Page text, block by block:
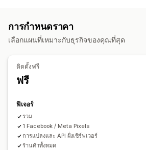
การจัดการแคมเปญ
โซเชียลมีเดีย
เว็บไซต์ การจัดการพิกเซล
การติดตามประสิทธิภาพ
การติดตามคอนเวอร์ชัน
การติดตามเหตุการณ์
การตลาดและการขาย
ROAS
ภาพและรายงาน
การกำหนดราคา
เลือกแผนที่เหมาะกับธุรกิจของคุณที่สุด
ติดตั้งฟรี
ฟรี
ฟีเจอร์
รวม
1 Facebook / Meta Pixels
การแปลงและ API ฝั่งเซิร์ฟเวอร์
ร้านค้าทั้งหมด